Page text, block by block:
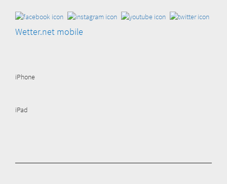
Wetter.net mobile
iPhone
iPad